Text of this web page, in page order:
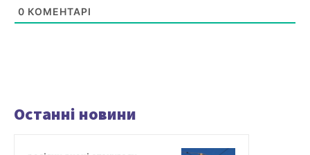
0 КОМЕНТАРІ
Останні новини